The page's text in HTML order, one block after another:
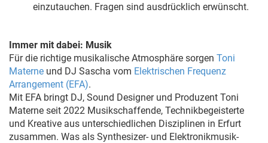
einzutauchen. Fragen sind ausdrücklich erwünscht.
Immer mit dabei: Musik
Für die richtige musikalische Atmosphäre sorgen Toni
Materne und DJ Sascha vom Elektrischen Frequenz
Arrangement (EFA).
Mit EFA bringt DJ, Sound Designer und Produzent Toni
Materne seit 2022 Musikschaffende, Technikbegeisterte
und Kreative aus unterschiedlichen Disziplinen in Erfurt
zusammen. Was als Synthesizer- und Elektronikmusik-